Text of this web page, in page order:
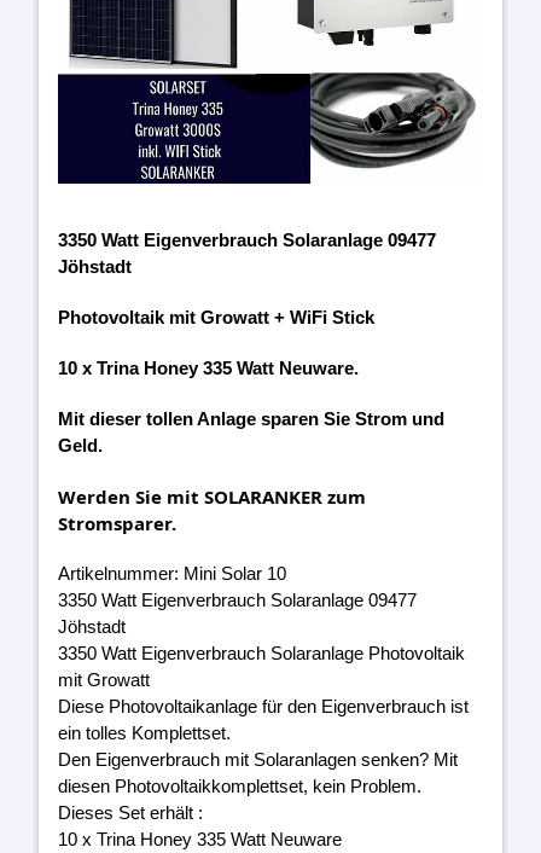
3350 Watt Eigenverbrauch Solaranlage 09477
Jöhstadt
Photovoltaik mit Growatt + WiFi Stick
10 x Trina Honey 335 Watt Neuware.
Mit dieser tollen Anlage sparen Sie Strom und
Geld.
Werden Sie mit SOLARANKER zum
Stromsparer.
Artikelnummer: Mini Solar 10
3350 Watt Eigenverbrauch Solaranlage 09477
Jöhstadt
3350 Watt Eigenverbrauch Solaranlage Photovoltaik
mit Growatt
Diese Photovoltaikanlage für den Eigenverbrauch ist
ein tolles Komplettset.
Den Eigenverbrauch mit Solaranlagen senken? Mit
diesen Photovoltaikkomplettset, kein Problem.
Dieses Set erhält :
10 x Trina Honey 335 Watt Neuware